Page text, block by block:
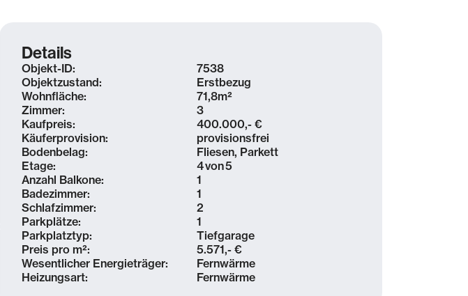
Details
Objekt-ID:
7538
Objektzustand:
Erstbezug
Wohnfläche:
71,8m²
Zimmer:
3
Kaufpreis:
400.000,- €
Käuferprovision:
provisionsfrei
Bodenbelag:
Fliesen, Parkett
Etage:
4von5
Anzahl Balkone:
1
Badezimmer:
1
Schlafzimmer:
2
Parkplätze:
1
Parkplatztyp:
Tiefgarage
Preis pro m²:
5.571,- €
Wesentlicher Energieträger:
Fernwärme
Heizungsart:
Fernwärme